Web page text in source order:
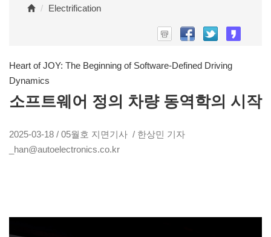
Electrification
Heart of JOY: The Beginning of Software-Defined Driving
Dynamics
소프트웨어 정의 차량 동역학의 시작
2025-03-18 / 05월호 지면기사 / 한상민 기자
_han@autoelectronics.co.kr